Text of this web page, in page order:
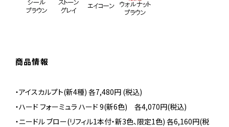
商品情報
・アイスカルプト(新4種) 各7,480円 (税込)
・ハード フォーミュラ ハード 9(新6色) 各4,070円(税込)
・ニードル ブロー(リフィル1本付・新3色、限定1色) 各6,160円(税